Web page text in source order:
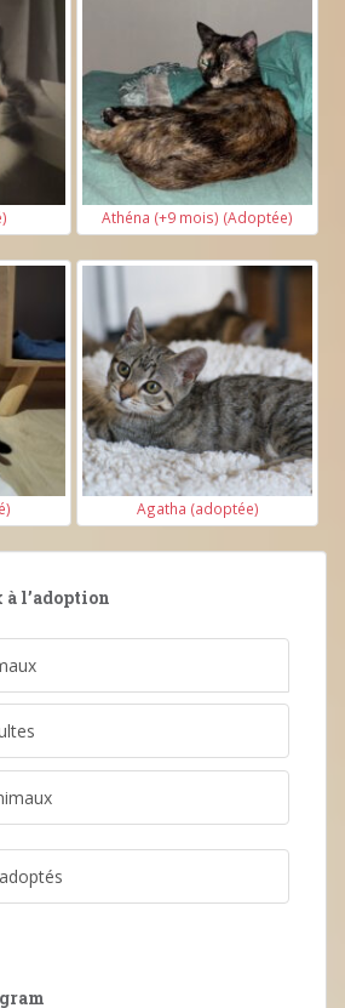
Athéna (+9 mois) (Adoptée)
Agatha (adoptée)
l’adoption